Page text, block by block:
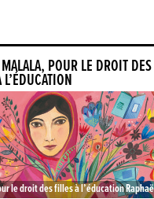
POUR LE DROIT DES
le droit des filles à l’éducation